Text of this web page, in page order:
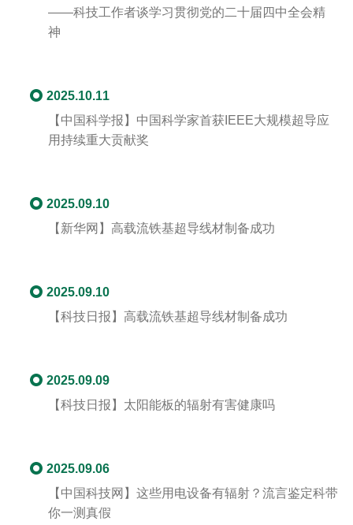
——科技工作者谈学习贯彻党的二十届四中全会精
神
2025.10.11
【中国科学报】中国科学家首获IEEE大规模超导应
用持续重大贡献奖
2025.09.10
【新华网】高载流铁基超导线材制备成功
2025.09.10
【科技日报】高载流铁基超导线材制备成功
2025.09.09
【科技日报】太阳能板的辐射有害健康吗
2025.09.06
【中国科技网】这些用电设备有辐射？流言鉴定科带
你一测真假